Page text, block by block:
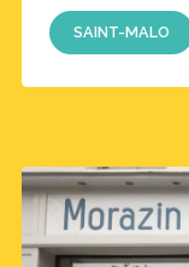
SAINT-MALO